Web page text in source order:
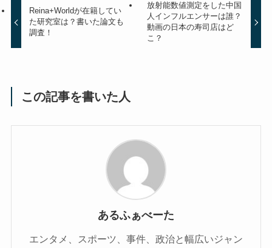
Reina+Worldが在籍してい
た研究室は？書いた論文も
調査！
放射能数値測定をした中国
人インフルエンサーは誰？
動画の日本の寿司店はど
こ？
この記事を書いた人
あるふぁべーた
エンタメ、スポーツ、事件、政治と幅広いジャン